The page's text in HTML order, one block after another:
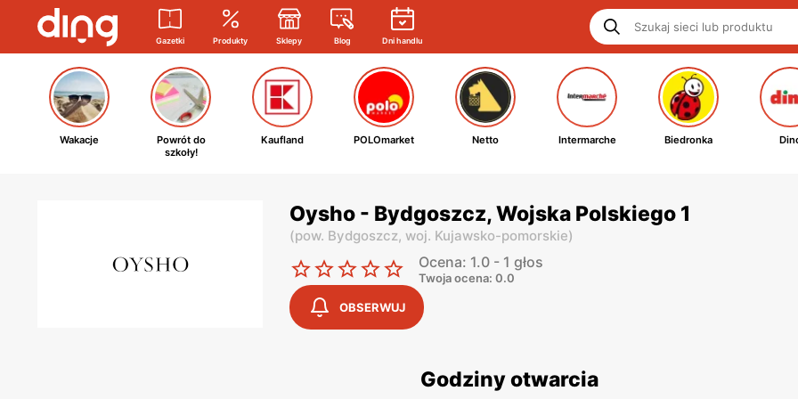
Gazetki Produkty Sklepy Blog Dni handlu
Wakacje
Powrót do
szkoły!
Kaufland POLOmarket Netto Intermarche Biedronka
Oysho - Bydgoszcz, Wojska Polskiego 1
(pow. Bydgoszcz, woj. Kujawsko-pomorskie)
Ocena: 1.0 - 1 głos
Twoja ocena: 0.0
OBSERWUJ
Godziny otwarcia